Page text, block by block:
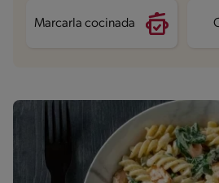
Marcarla cocinada